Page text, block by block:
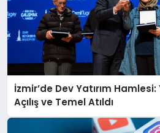
İzmir’de Dev Yatırım
Açılış ve Temel Atıldı